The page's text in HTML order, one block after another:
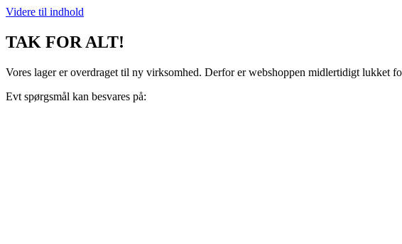
Videre til indhold
TAK FOR ALT!
Vores lager er overdraget til ny virksomhed. Derfor er webshoppen midlertidigt lukket
Evt spørgsmål kan besvares på: